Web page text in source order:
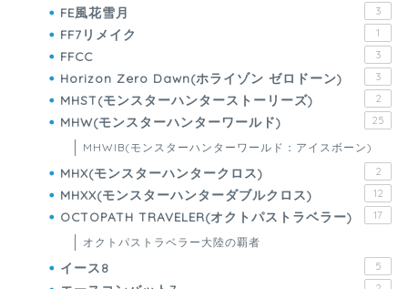
FE風花雪月 3
FF7リメイク 1
FFCC 3
Horizon Zero Dawn(ホライゾン ゼロドーン) 3
MHST(モンスターハンターストーリーズ) 2
MHW(モンスターハンターワールド) 25
MHWIB(モンスターハンターワールド：アイスボーン)
MHX(モンスターハンタークロス) 2
MHXX(モンスターハンターダブルクロス) 12
OCTOPATH TRAVELER(オクトパストラベラー) 17
オクトパストラベラー大陸の覇者
イース8 5